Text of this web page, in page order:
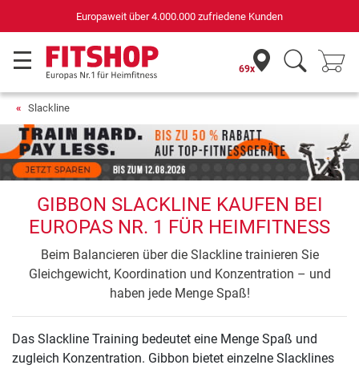
Europaweit über 4.000.000 zufriedene Kunden
69x
Slackline
GIBBON SLACKLINE KAUFEN BEI
EUROPAS NR. 1 FÜR HEIMFITNESS
Beim Balancieren über die Slackline trainieren Sie
Gleichgewicht, Koordination und Konzentration – und
haben jede Menge Spaß!
Das Slackline Training bedeutet eine Menge Spaß und
zugleich Konzentration. Gibbon bietet einzelne Slacklines